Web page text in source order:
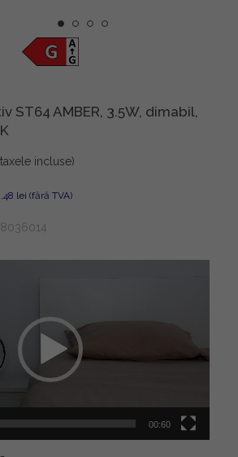
ST64 AMBER, 3.5W, dimabil,
incluse)
lei (fără TVA)
00:60